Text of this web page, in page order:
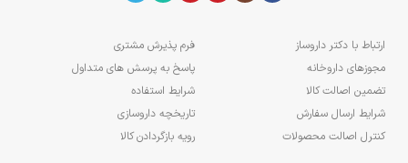
ارتباط با دکتر داروساز
مجوزهای داروخانه
تضمین اصالت کالا
شرایط ارسال سفارش
کنترل اصالت محصولات
فرم پذیرش مشتری
پاسخ به پرسش های متداول
شرایط استفاده
تاریخچه داروسازی
رویه بازگردادن کالا